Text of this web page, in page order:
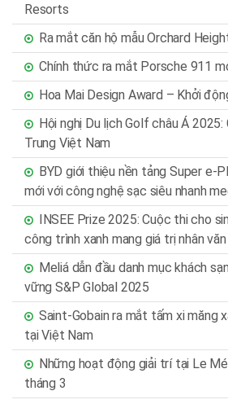
Resorts
Ra mắt căn hộ mẫu Orchard
Chính thức ra mắt Porsche 911
Hoa Mai Design Award – Khởi
Hội nghị Du lịch Golf châu Á 2025:
Trung Việt Nam
BYD giới thiệu nền tảng Super e-
mới với công nghệ sạc siêu nhanh
INSEE Prize 2025: Cuộc thi cho
công trình xanh mang giá trị nhân
Meliá dẫn đầu danh mục khách
vững S&P Global 2025
Saint-Gobain ra mắt tấm xi măng
tại Việt Nam
Những hoạt động giải trí tại Le
tháng 3